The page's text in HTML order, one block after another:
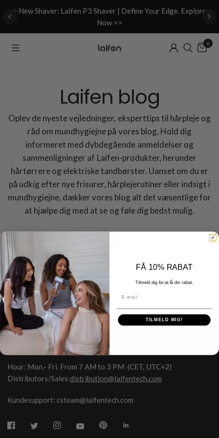
✨New Shaver: Laifen P3 Shaver | Define Your Edge. Explore
Now >>
0
Laifen blog
Oplev de nyeste vejledninger, eksperttips til hårpleje og
råd om mundhygiejne på vores blog. Hold dig
informeret med dybdegående anmeldelser og
sammenligninger af Laifen-produkter, herunder
hårtørrere og elektriske tandbørster. Uanset om du er
på udkig efter nye frisurer, hårplejerutiner eller indsigt i
mundhygiejne, dækker vores blog alt det væsentlige for
at hjælpe dig med at se og føle dig bedst mulig.
HONGKONG SHUYE INNOVATION TECHNOLOGY CO.,LIMITED
Hour: Mon.- Fri. From 7 AM to 3 PM (CET, UTC+2)
Distributors/Sales:distribution@laifentech.com
Kundesupport: csteam@laifentech.com
FÅ 10% RABAT
Tilmeld dig for at få din rabat.
TILMELD MIG!